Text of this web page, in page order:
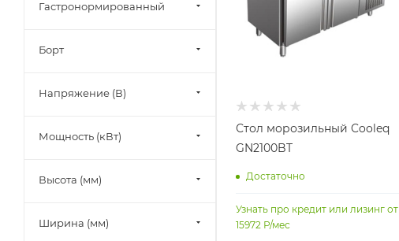
Стол морозильный Cooleq
GN2100BT
Достаточно
Узнать про кредит или лизинг от
15972 Р/мес
Гастронормированный
Борт
Напряжение (В)
Мощность (кВт)
Высота (мм)
Ширина (мм)